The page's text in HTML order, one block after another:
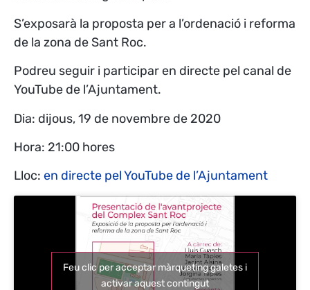
S’exposarà la proposta per a l’ordenació i reforma
de la zona de Sant Roc.
Podreu seguir i participar en directe pel canal de
YouTube de l’Ajuntament.
Dia: dijous, 19 de novembre de 2020
Hora: 21:00 hores
Lloc: en directe pel YouTube de l’Ajuntament
Feu clic per acceptar màrqueting galetes i
activar aquest contingut